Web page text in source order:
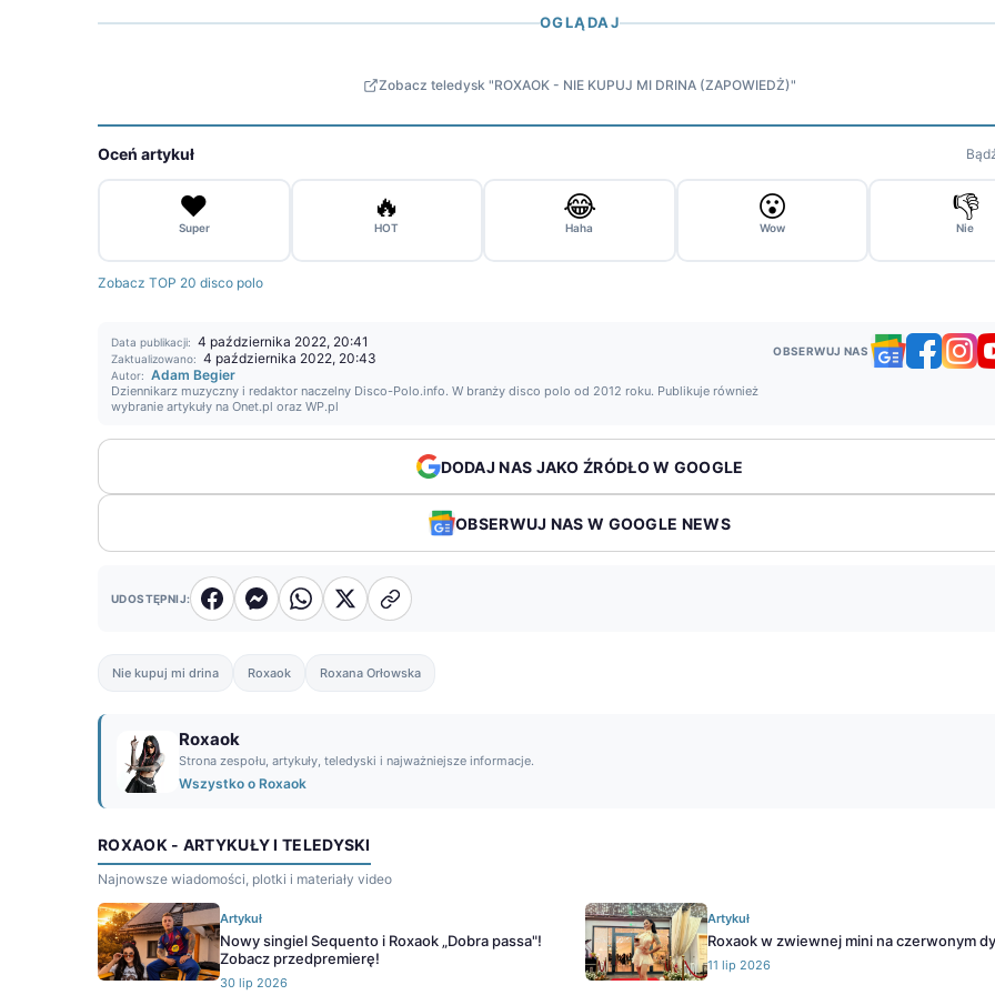
OGLĄDAJ
Zobacz teledysk "ROXAOK - NIE KUPUJ MI DRINA (ZAPOWIEDŻ)"
Oceń artykuł
❤️
Super
🔥
HOT
😂
Haha
😮
Wow
👎
Nie
Zobacz TOP 20 disco polo
Data publikacji: 4 października 2022, 20:41
Zaktualizowano: 4 października 2022, 20:43
Autor: Adam Begier
Dziennikarz muzyczny i redaktor naczelny Disco-Polo.info. W branży disco polo od 2012 roku. Publikuje również
wybranie artykuły na Onet.pl oraz WP.pl
OBSERWUJ NAS
DODAJ NAS JAKO ŹRÓDŁO W GOOGLE
OBSERWUJ NAS W GOOGLE NEWS
UDOSTĘPNIJ:
Nie kupuj mi drina Roxaok Roxana Orłowska
Roxaok
Strona zespołu, artykuły, teledyski i najważniejsze informacje.
Wszystko o Roxaok
ROXAOK - ARTYKUŁY I TELEDYSKI
Najnowsze wiadomości, plotki i materiały video
Artykuł
Nowy singiel Sequento i Roxaok „Dobra passa"!
Zobacz przedpremierę!
30 lip 2026
Artykuł
Roxaok w zwiewnej mini na czerwonym
11 lip 2026